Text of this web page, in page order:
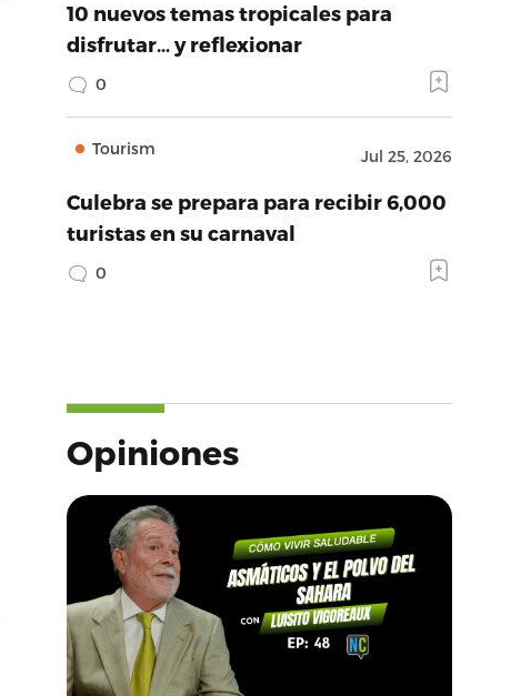
10 nuevos temas tropicales para
disfrutar… y reflexionar
0
Tourism Jul 25, 2026
Culebra se prepara para recibir 6,000
turistas en su carnaval
0
Opiniones